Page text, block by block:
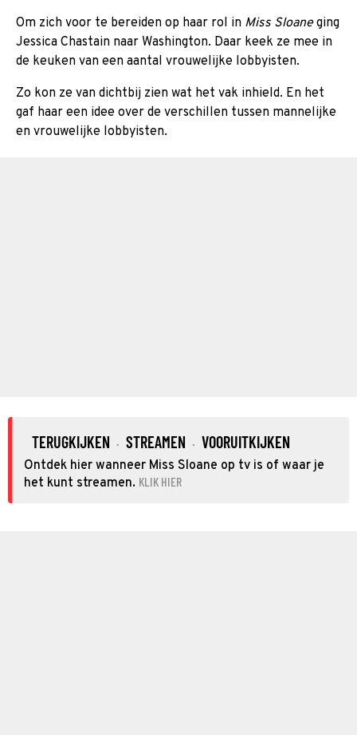
Om zich voor te bereiden op haar rol in Miss Sloaneging
Jessica Chastain naar Washington. Daar keek ze mee in
de keuken van een aantal vrouwelijke lobbyisten.
Zo kon ze van dichtbij zien wat het vak inhield. En het
gaf haar een idee over de verschillen tussen mannelijke
en vrouwelijke lobbyisten.
TERUGKIJKEN · STREAMEN · VOORUITKIJKEN
Ontdek hier wanneer Miss Sloane op tv is of waar je
het kunt streamen. KLIK HIER